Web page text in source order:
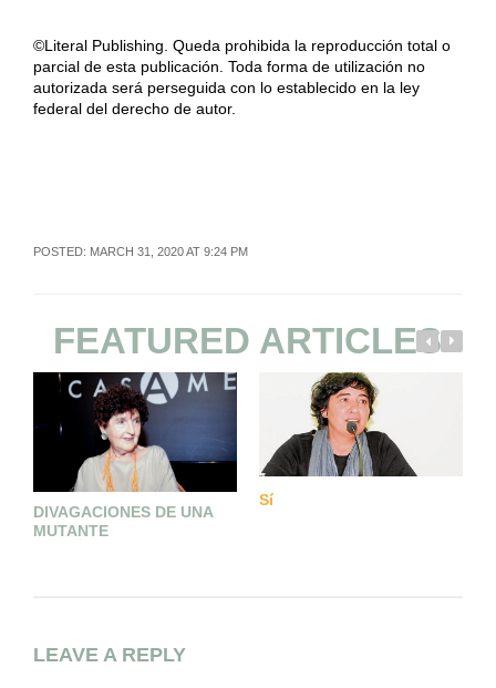
©Literal Publishing. Queda prohibida la reproducción total o
parcial de esta publicación. Toda forma de utilización no
autorizada será perseguida con lo establecido en la ley
federal del derecho de autor.
POSTED: MARCH 31, 2020 AT 9:24 PM
FEATURED ARTICLES
DIVAGACIONES DE UNA
MUTANTE
Sí
LEAVE A REPLY